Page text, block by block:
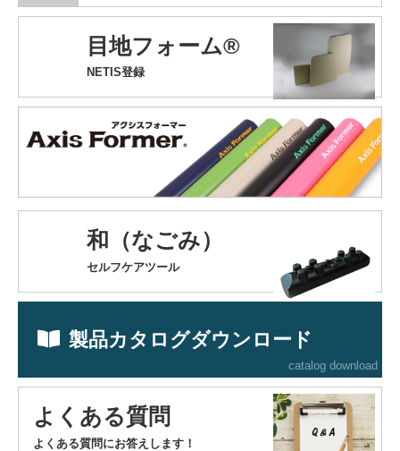
目地フォーム®
NETIS登録
和（なごみ）
セルフケアツール
製品カタログダウンロード
catalog download
よくある質問
よくある質問にお答えします！